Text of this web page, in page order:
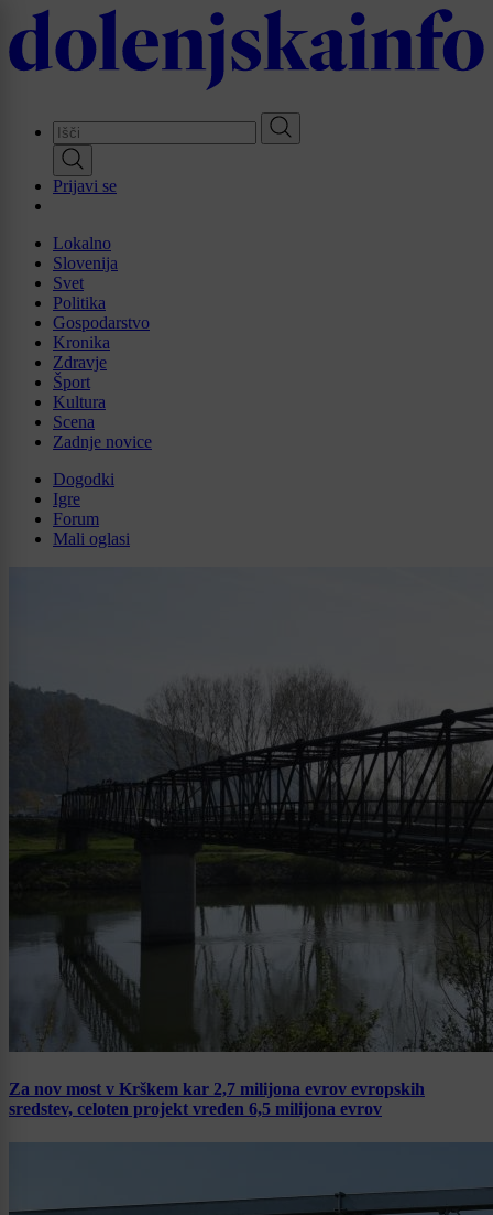
Skip
to
main
Prijavi se
Lokalno
Slovenija
Svet
Politika
Gospodarstvo
Kronika
Zdravje
Šport
Kultura
Scena
Zadnje novice
Dogodki
Igre
Forum
Mali oglasi
Za nov most v Krškem kar 2,7 milijona evrov evropskih
sredstev, celoten projekt vreden 6,5 milijona evrov